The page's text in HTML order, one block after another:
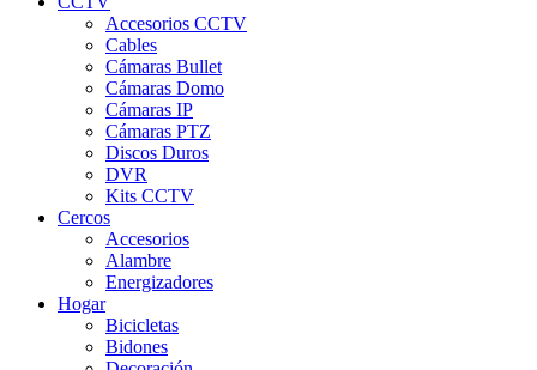
Accesorios CCTV
Cables
Cámaras Bullet
Cámaras Domo
Cámaras IP
Cámaras PTZ
Discos Duros
DVR
Kits CCTV
Cercos
Accesorios
Alambre
Energizadores
Hogar
Bicicletas
Bidones